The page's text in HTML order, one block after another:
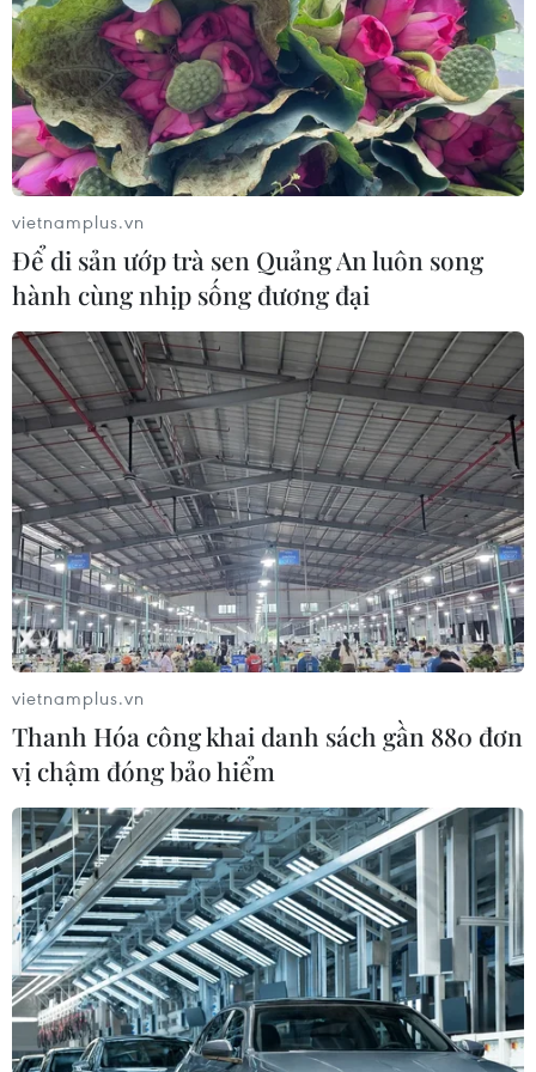
vietnamplus.vn
Để di sản ướp trà sen Quảng An luôn song
hành cùng nhịp sống đương đại
vietnamplus.vn
Thanh Hóa công khai danh sách gần 880 đơn
vị chậm đóng bảo hiểm